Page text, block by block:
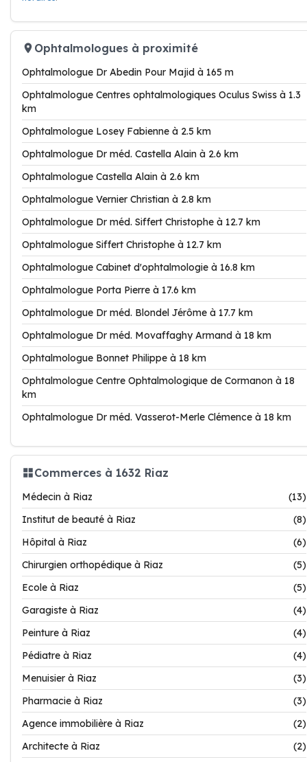
Ophtalmologues à proximité
Ophtalmologue Dr Abedin Pour Majid à 165 m
Ophtalmologue Centres ophtalmologiques Oculus Swiss à 1.3
km
Ophtalmologue Losey Fabienne à 2.5 km
Ophtalmologue Dr méd. Castella Alain à 2.6 km
Ophtalmologue Castella Alain à 2.6 km
Ophtalmologue Vernier Christian à 2.8 km
Ophtalmologue Dr méd. Siffert Christophe à 12.7 km
Ophtalmologue Siffert Christophe à 12.7 km
Ophtalmologue Cabinet d'ophtalmologie à 16.8 km
Ophtalmologue Porta Pierre à 17.6 km
Ophtalmologue Dr méd. Blondel Jérôme à 17.7 km
Ophtalmologue Dr méd. Movaffaghy Armand à 18 km
Ophtalmologue Bonnet Philippe à 18 km
Ophtalmologue Centre Ophtalmologique de Cormanon à 18
km
Ophtalmologue Dr méd. Vasserot-Merle Clémence à 18 km
Commerces à 1632 Riaz
Médecin à Riaz
(13)
Institut de beauté à Riaz
(8)
Hôpital à Riaz
(6)
Chirurgien orthopédique à Riaz
(5)
Ecole à Riaz
(5)
Garagiste à Riaz
(4)
Peinture à Riaz
(4)
Pédiatre à Riaz
(4)
Menuisier à Riaz
(3)
Pharmacie à Riaz
(3)
Agence immobilière à Riaz
(2)
Architecte à Riaz
(2)